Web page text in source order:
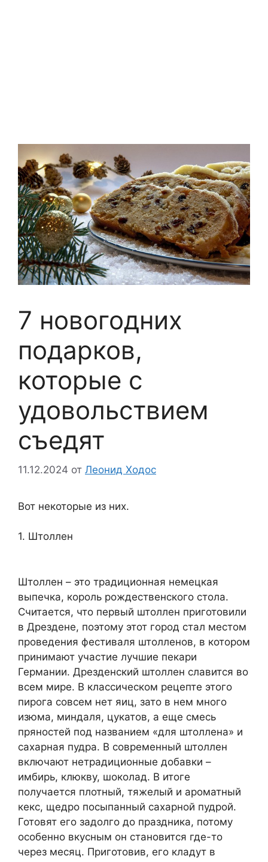
7 новогодних
подарков,
которые с
удовольствием
съедят
11.12.2024 от Леонид Ходос
Вот некоторые из них.
1. Штоллен
Штоллен – это традиционная немецкая
выпечка, король рождественского стола.
Считается, что первый штоллен приготовили
в Дрездене, поэтому этот город стал местом
проведения фестиваля штолленов, в котором
принимают участие лучшие пекари
Германии. Дрезденский штоллен славится во
всем мире. В классическом рецепте этого
пирога совсем нет яиц, зато в нем много
изюма, миндаля, цукатов, а еще смесь
пряностей под названием «для штоллена» и
сахарная пудра. В современный штоллен
включают нетрадиционные добавки –
имбирь, клюкву, шоколад. В итоге
получается плотный, тяжелый и ароматный
кекс, щедро посыпанный сахарной пудрой.
Готовят его задолго до праздника, потому
особенно вкусным он становится где-то
через месяц. Приготовив, его кладут в